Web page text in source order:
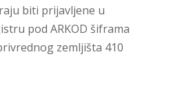
biti prijavljene u
pod ARKOD šiframa
zemljišta 410